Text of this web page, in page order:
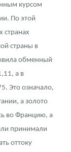
курсом
По этой
странах
страны в
обменный
а в
Это означало,
а золото
во Францию, а
принимали
оттоку